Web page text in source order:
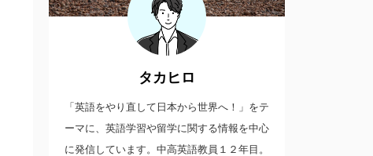
タカヒロ
「英語をやり直して日本から世界へ！」をテ
ーマに、英語学習や留学に関する情報を中心
に発信しています。中高英語教員１２年目。